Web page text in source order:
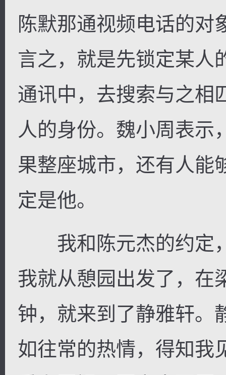
陈默那通视频电话的对
言之，就是先锁定某人
通讯中，去搜索与之相
人的身份。魏小周表示
果整座城市，还有人能
定是他。
我和陈元杰的约定
我就从憩园出发了，在
钟，就来到了静雅轩。
如往常的热情，得知我